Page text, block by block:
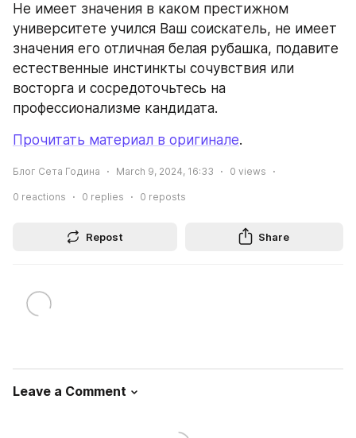
Не имеет значения в каком престижном
университете учился Ваш соискатель, не имеет
значения его отличная белая рубашка, подавите
естественные инстинкты сочувствия или
восторга и сосредоточьтесь на
профессионализме кандидата.
Прочитать материал в оригинале.
Блог Сета Година March 9, 2024, 16:33 0 views
0 reactions 0 replies 0 reposts
Repost Share
Leave a Comment